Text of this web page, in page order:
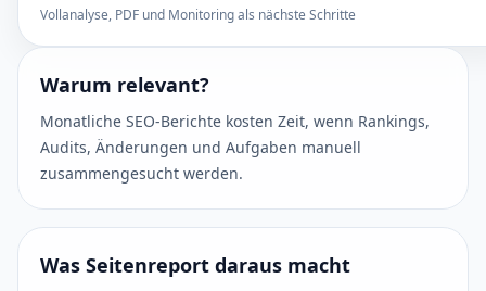
Vollanalyse, PDF und Monitoring als nächste Schritte
Warum relevant?
Monatliche SEO-Berichte kosten Zeit, wenn Rankings,
Audits, Änderungen und Aufgaben manuell
zusammengesucht werden.
Was Seitenreport daraus macht